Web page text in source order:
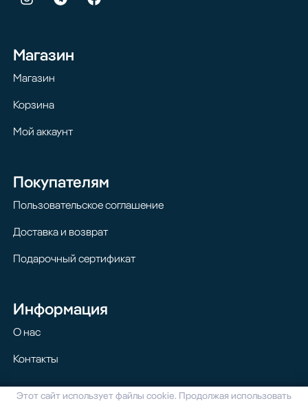
Магазин
Магазин
Корзина
Мой аккаунт
Покупателям
Пользовательское соглашение
Доставка и возврат
Подарочный сертификат
Информация
О нас
Контакты
Этот сайт использует файлы cookie. Продолжая использовать